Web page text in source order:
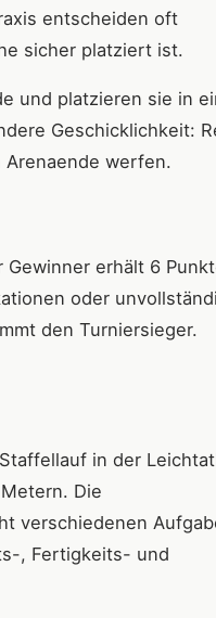
entscheiden oft
sicher platziert ist.
und platzieren sie in
Geschicklichkeit:
Arenaende werfen.
erhält 6
oder
den Turniersieger.
in der
Die
verschiedenen
, Fertigkeits- und